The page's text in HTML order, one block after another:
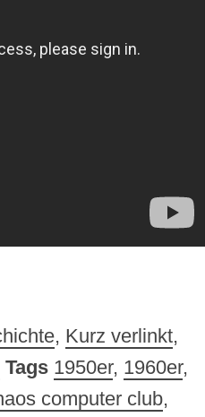
, Kurz verlinkt,
Tags 1950er, 1960er,
computer club,